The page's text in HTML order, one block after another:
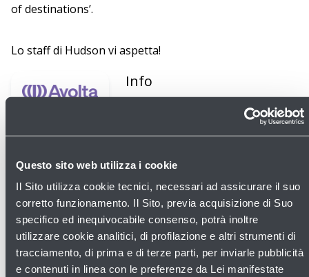
Questo sito web utilizza i cookie
Il Sito utilizza cookie tecnici, necessari ad assicurare il suo
corretto funzionamento. Il Sito, previa acquisizione di Suo
specifico ed inequivocabile consenso, potrà inoltre
utilizzare cookie analitici, di profilazione e altri strumenti di
tracciamento, di prima e di terze parti, per inviarle pubblicità
e contenuti in linea con le preferenze da Lei manifestate
of destinations’.
Lo staff di Hudson vi aspetta!
Info
https://www.avoltaworld.com/en
Scopri gli altri negozi